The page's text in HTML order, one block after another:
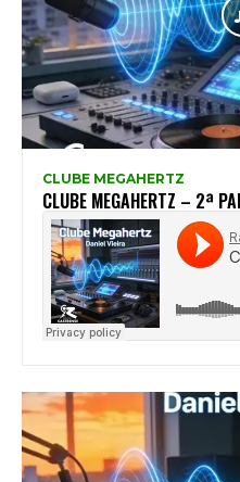
CLUBE MEGAHERTZ
CLUBE MEGAHERTZ – 2ª